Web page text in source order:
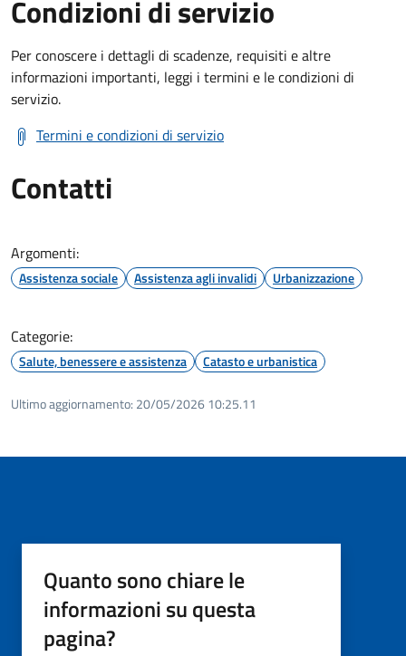
Condizioni di servizio
Per conoscere i dettagli di scadenze, requisiti e altre
informazioni importanti, leggi i termini e le condizioni di
servizio.
Termini e condizioni di servizio
Contatti
Argomenti:
Assistenza sociale Assistenza agli invalidi Urbanizzazione
Categorie:
Salute, benessere e assistenza Catasto e urbanistica
Ultimo aggiornamento: 20/05/2026 10:25.11
Quanto sono chiare le
informazioni su questa
pagina?